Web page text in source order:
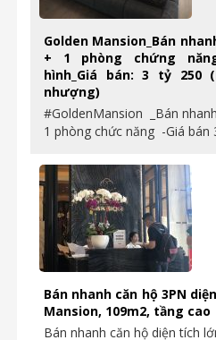
Golden Mansion_Bán
+ 1 phòng chứng
hình_Giá bán: 3 tỷ 250
nhượng)
#GoldenMansion _Bán
1 phòng chức năng -Giá bán
Bán nhanh căn hộ 3PN
Mansion, 109m2, tầng cao
Bán nhanh căn hộ diện tích